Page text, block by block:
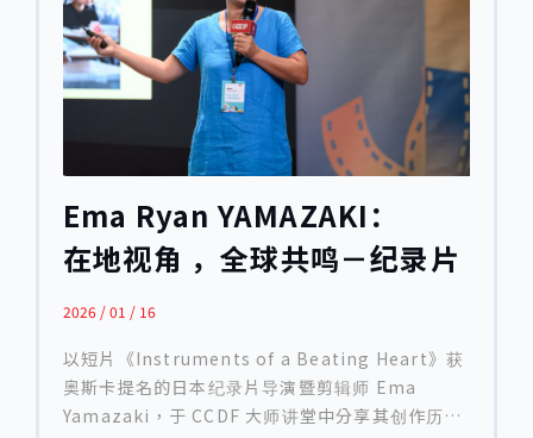
一阶段纪录片可能的方向与策略。 美国观点：纪录
片生态的结构性转变 本场讲座由导演 Laura Nix
从美国的角度开场。拥有超过三十年创作经验的
她，回顾了美国纪录片生态在近年所经历的重大结
构性变化，并指出这些变化已深刻影响创作者能否
持续拍摄具公共性与批判性的作品： 公共资金与公
对健全的公共资金与公共媒体体系，例如国家人文
基金会（NEH）与公共电视系统（PBS），长期支
持具有公共价值、政治敏感性或社会批判性的纪录
片。 然而近年随着政治环境转向，政府大幅削减公
遭到撤销的情况。这使得许多创作者多年累积的製
作投入，在短时间内化为乌有。 她强调，这不只是
经费问题，而是代表美国长期以来承载「政治议
Ema Ryan YAMAZAKI：
在地视角 ，全球共鸣－纪录片
的文化转译术
2026 / 01 / 16
以短片《Instruments of a Beating Heart》获
奥斯卡提名的日本纪录片导演暨剪辑师 Ema
Yamazaki，于 CCDF 大师讲堂中分享其创作历